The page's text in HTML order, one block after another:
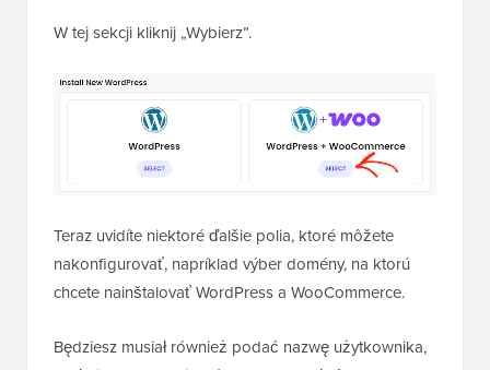
W tej sekcji kliknij „Wybierz”.
Teraz uvidíte niektoré ďalšie polia, ktoré môžete
nakonfigurovať, napríklad výber domény, na ktorú
chcete nainštalovať WordPress a WooCommerce.
Będziesz musiał również podać nazwę użytkownika,